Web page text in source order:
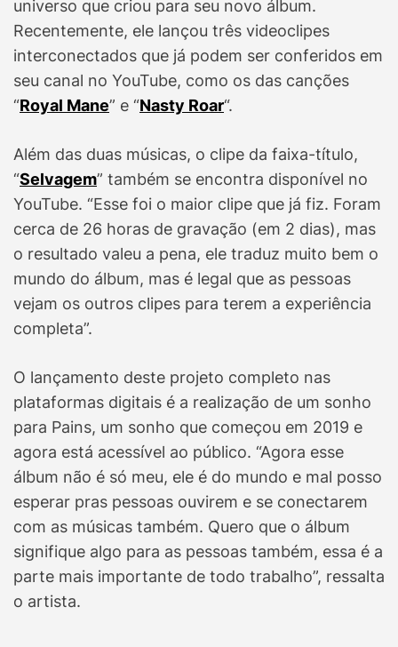
universo que criou para seu novo álbum.
Recentemente, ele lançou três videoclipes
interconectados que já podem ser conferidos em
seu canal no YouTube, como os das canções
“Royal Mane” e “Nasty Roar“.
Além das duas músicas, o clipe da faixa-título,
“Selvagem” também se encontra disponível no
YouTube. “Esse foi o maior clipe que já fiz. Foram
cerca de 26 horas de gravação (em 2 dias), mas
o resultado valeu a pena, ele traduz muito bem o
mundo do álbum, mas é legal que as pessoas
vejam os outros clipes para terem a experiência
completa”.
O lançamento deste projeto completo nas
plataformas digitais é a realização de um sonho
para Pains, um sonho que começou em 2019 e
agora está acessível ao público. “Agora esse
álbum não é só meu, ele é do mundo e mal posso
esperar pras pessoas ouvirem e se conectarem
com as músicas também. Quero que o álbum
signifique algo para as pessoas também, essa é a
parte mais importante de todo trabalho”, ressalta
o artista.